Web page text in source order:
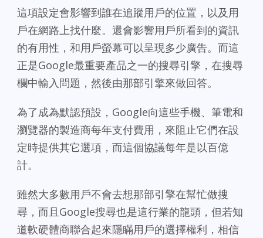
這項設定會影響到誰在追蹤用戶的位置，以及用
戶在網路上找什麼。還會影響用戶所看到的資訊
的有用性，和用戶螢幕可以呈現多少廣告。而這
正是Google最重要產品之一的搜尋引擎，在搜尋
欄中輸入問題，然後由那部引擎來做回答。
為了成為默認預設，Google向這些手機、筆電和
瀏覽器的製造商每年支付費用，來阻止它們在設
定時提供其它選項，而這個協議每年是以百億
計。
雖然大多數用戶不會去想那部引擎在幫忙做搜
尋，而且Google搜尋也是這行業的龍頭，但若知
道軟硬體商聯合起來隱瞞用戶的選擇權利，相信